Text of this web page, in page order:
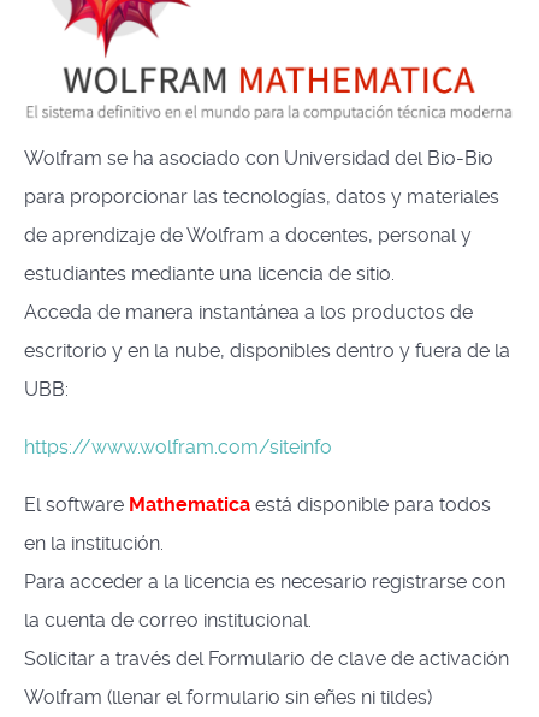
Wolfram se ha asociado con Universidad del Bio-Bio
para proporcionar las tecnologías, datos y materiales
de aprendizaje de Wolfram a docentes, personal y
estudiantes mediante una licencia de sitio.
Acceda de manera instantánea a los productos de
escritorio y en la nube, disponibles dentro y fuera de la
UBB:
https://www.wolfram.com/siteinfo
El software Mathematica está disponible para todos
en la institución.
Para acceder a la licencia es necesario registrarse con
la cuenta de correo institucional.
Solicitar a través del Formulario de clave de activación
Wolfram (llenar el formulario sin eñes ni tildes)